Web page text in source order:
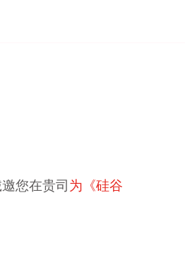
您在贵司 为《硅谷